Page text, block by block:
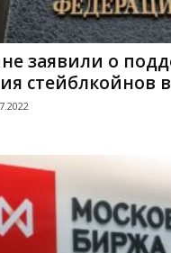
заявили о
стейблкойнов